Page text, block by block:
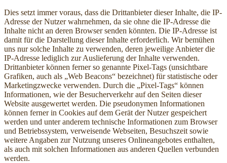
Dies setzt immer voraus, dass die Drittanbieter dieser Inhalte, die IP-
Adresse der Nutzer wahrnehmen, da sie ohne die IP-Adresse die
Inhalte nicht an deren Browser senden könnten. Die IP-Adresse ist
damit für die Darstellung dieser Inhalte erforderlich. Wir bemühen
uns nur solche Inhalte zu verwenden, deren jeweilige Anbieter die
IP-Adresse lediglich zur Auslieferung der Inhalte verwenden.
Drittanbieter können ferner so genannte Pixel-Tags (unsichtbare
Grafiken, auch als „Web Beacons“ bezeichnet) für statistische oder
Marketingzwecke verwenden. Durch die „Pixel-Tags“ können
Informationen, wie der Besucherverkehr auf den Seiten dieser
Website ausgewertet werden. Die pseudonymen Informationen
können ferner in Cookies auf dem Gerät der Nutzer gespeichert
werden und unter anderem technische Informationen zum Browser
und Betriebssystem, verweisende Webseiten, Besuchszeit sowie
weitere Angaben zur Nutzung unseres Onlineangebotes enthalten,
als auch mit solchen Informationen aus anderen Quellen verbunden
werden.